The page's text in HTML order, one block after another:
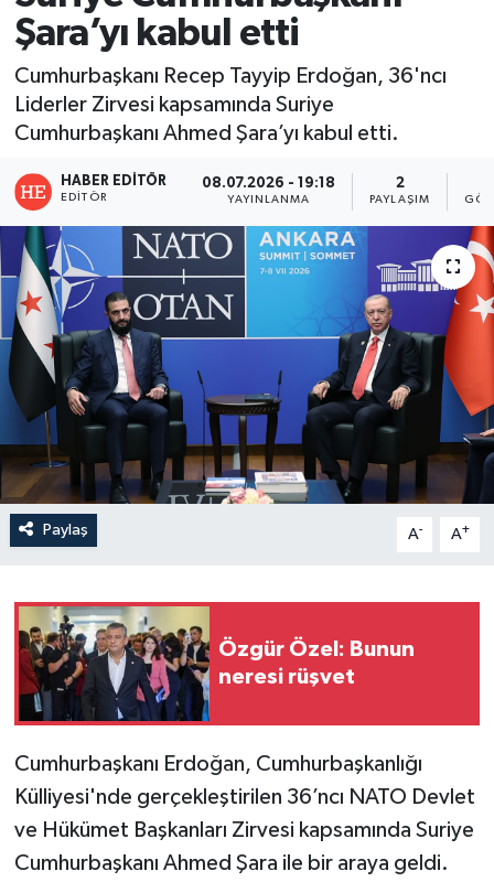
Şara’yı kabul etti
Cumhurbaşkanı Recep Tayyip Erdoğan, 36'ncı
Liderler Zirvesi kapsamında Suriye
Cumhurbaşkanı Ahmed Şara’yı kabul etti.
HABER EDITÖR
EDITÖR
08.07.2026 - 19:18
YAYINLANMA
2
PAYLAŞIM
Paylaş A- A+
Özgür Özel: Bunun
neresi rüşvet
Cumhurbaşkanı Erdoğan, Cumhurbaşkanlığı
Külliyesi'nde gerçekleştirilen 36’ncı⁠ ⁠NATO Devlet
ve Hükümet Başkanları Zirvesi kapsamında Suriye
Cumhurbaşkanı Ahmed Şara ile bir araya geldi.